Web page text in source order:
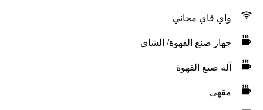
واي فاي مجاني
جهاز صنع القهوة/ الشاي
آلة صنع القهوة
مقهى